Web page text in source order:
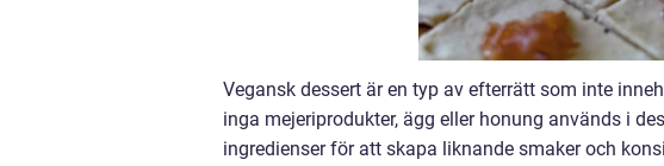
Vegansk dessert är en typ av efterrätt som inte
inga mejeriprodukter, ägg eller honung används i
ingredienser för att skapa liknande smaker och